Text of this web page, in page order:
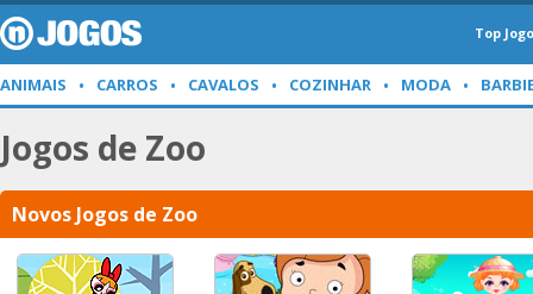
Top
ANIMAIS CARROS CAVALOS COZINHAR MODA
Jogos de Zoo
Novos Jogos de Zoo